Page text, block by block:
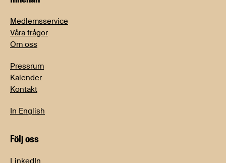
Medlemsservice
Våra frågor
Om oss
Pressrum
Kalender
Kontakt
In English
Följ oss